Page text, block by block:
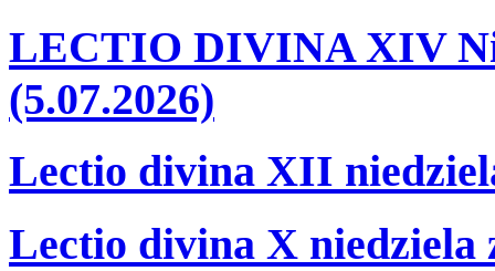
LECTIO DIVINA XIV
(5.07.2026)
Lectio divina XII
Lectio divina X niedziela